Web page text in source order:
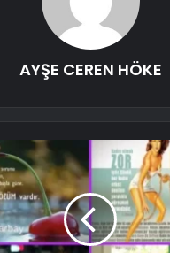
AYŞE CEREN HÖKE